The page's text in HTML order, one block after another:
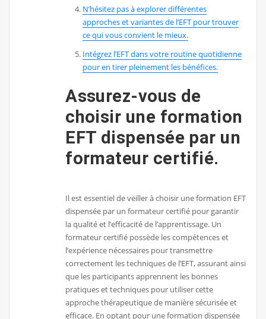
N’hésitez pas à explorer différentes
approches et variantes de l’EFT pour trouver
ce qui vous convient le mieux.
Intégrez l’EFT dans votre routine quotidienne
pour en tirer pleinement les bénéfices.
Assurez-vous de
choisir une formation
EFT dispensée par un
formateur certifié.
Il est essentiel de veiller à choisir une formation EFT
dispensée par un formateur certifié pour garantir
la qualité et l’efficacité de l’apprentissage. Un
formateur certifié possède les compétences et
l’expérience nécessaires pour transmettre
correctement les techniques de l’EFT, assurant ainsi
que les participants apprennent les bonnes
pratiques et techniques pour utiliser cette
approche thérapeutique de manière sécurisée et
efficace. En optant pour une formation dispensée